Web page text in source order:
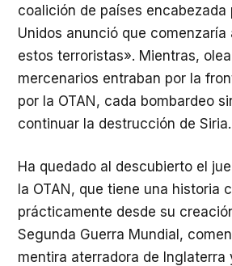
coalición de países encabezada
Unidos anunció que
estos terroristas». Mientras,
mercenarios entraban por la
por la OTAN, cada bombardeo
continuar la destrucción de Siria.
Ha quedado al descubierto el
la OTAN, que tiene una historia
prácticamente desde su
Segunda Guerra Mundial,
mentira aterradora de Inglaterra